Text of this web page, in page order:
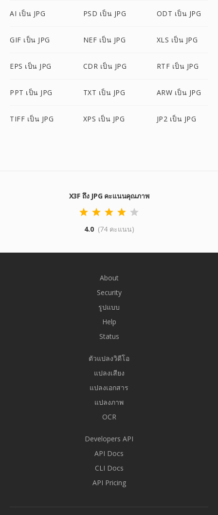
AI เป็น JPG PSD เป็น JPG ODT เป็น JPG
GIF เป็น JPG NEF เป็น JPG XLS เป็น JPG
EPS เป็น JPG CDR เป็น JPG RTF เป็น JPG
PPT เป็น JPG TXT เป็น JPG ARW เป็น JPG
TIFF เป็น JPG XPS เป็น JPG JP2 เป็น JPG
X3F ถึง JPG คะแนนคุณภาพ
4.0 (74 คะแนน)
About
Security
รูปแบบ
Help
Status
ตัวแปลงวิดีโอ
แปลงเสียง
แปลงเอกสาร
แปลงภาพ
OCR
Developers API
API Docs
CLI Docs
API Pricing